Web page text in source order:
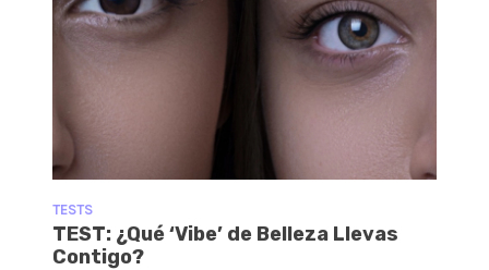
TESTS
TEST: ¿Qué ‘Vibe’ de Belleza Llevas
Contigo?